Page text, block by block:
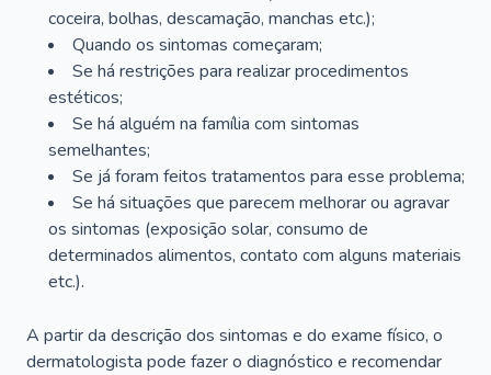
coceira, bolhas, descamação, manchas etc.);
Quando os sintomas começaram;
Se há restrições para realizar procedimentos
estéticos;
Se há alguém na família com sintomas
semelhantes;
Se já foram feitos tratamentos para esse problema;
Se há situações que parecem melhorar ou agravar
os sintomas (exposição solar, consumo de
determinados alimentos, contato com alguns materiais
etc.).
A partir da descrição dos sintomas e do exame físico, o
dermatologista pode fazer o diagnóstico e recomendar